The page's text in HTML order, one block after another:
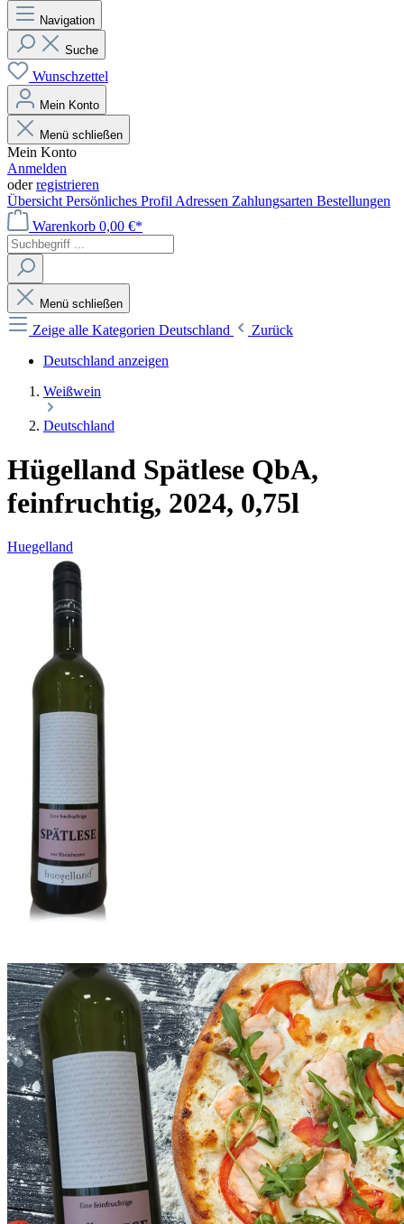
Navigation
Suche
Wunschzettel
Mein Konto
Menü schließen
Mein Konto
Anmelden
oderregistrieren
Übersicht Persönliches Profil Adressen Zahlungsarten Bestellungen
Warenkorb 0,00 €*
Menü schließen
Zeige alle Kategorien Deutschland
Zurück
Deutschland anzeigen
Weißwein
Deutschland
Hügelland Spätlese QbA,
feinfruchtig, 2024, 0,75l
Huegelland